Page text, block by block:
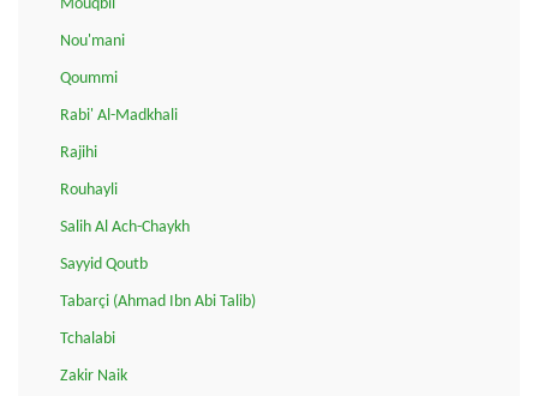
Mouqbil
Nou'mani
Qoummi
Rabi' Al-Madkhali
Rajihi
Rouhayli
Salih Al Ach-Chaykh
Sayyid Qoutb
Tabarçi (Ahmad Ibn Abi Talib)
Tchalabi
Zakir Naik